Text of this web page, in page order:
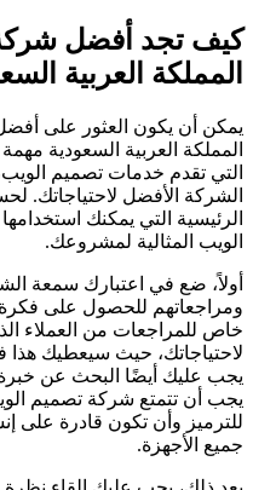
كيف تجد أفضل
المملكة العربية
يمكن أن يكون العثور على
المملكة العربية السعودية
التي تقدم خدمات تصميم
الشركة الأفضل لاحتياجاتك.
الرئيسية التي يمكنك
الويب المثالية لمشروعك.
أولاً، ضع في اعتبارك سمعة
ومراجعاتهم للحصول على فكرة
خاص للمراجعات من العملاء
لاحتياجاتك، حيث سيعطيك
يجب عليك أيضًا البحث عن
يجب أن تتمتع شركة تصميم
للترميز وأن تكون قادرة على
جميع الأجهزة.